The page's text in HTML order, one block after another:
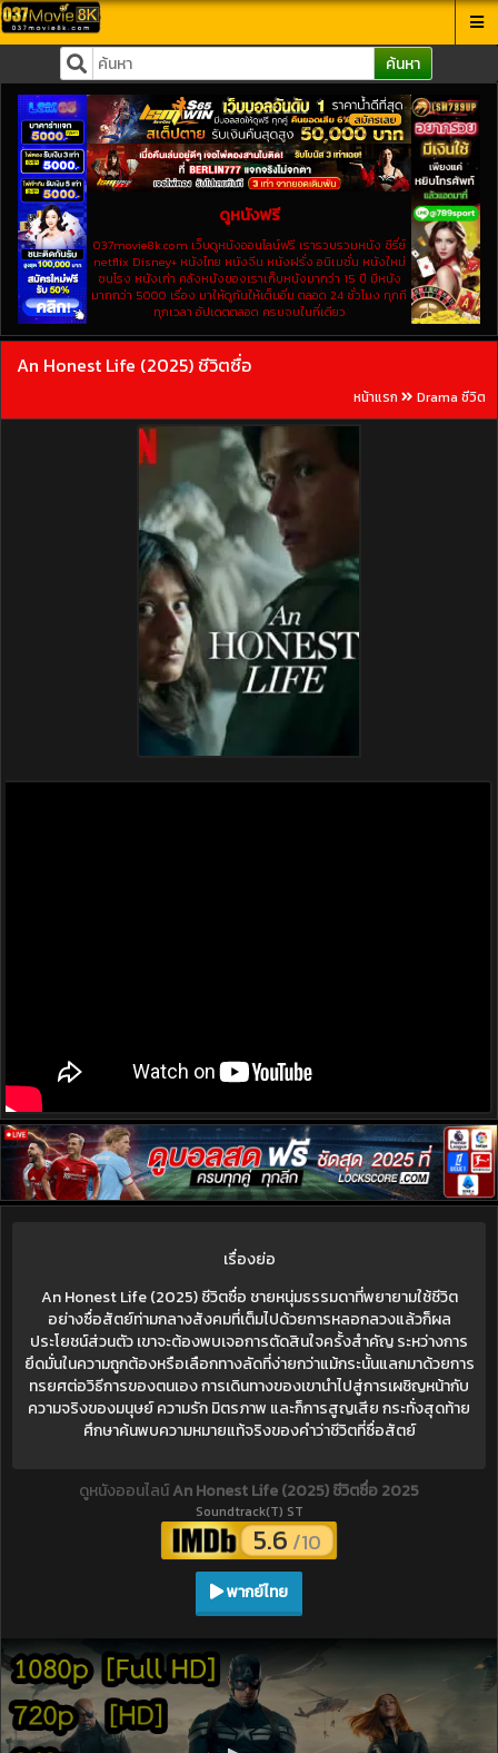
ค้นหา
ดูหนังฟรี
037movie8k.com เว็บดูหนังออนไลน์ฟรี เรารวบรวมหนัง ซีรี่ย์
netflix Disney+ หนังไทย หนังจีน หนังฝรั่ง อนิเมชั่น หนังใหม่
ชนโรง หนังเก่า คลังหนังของเราเก็บหนังมากว่า 15 ปี มีหนัง
มากกว่า 5000 เรื่อง มาให้ดูกันให้เต็มอิ่ม ตลอด 24 ชั่วโมง ทุกที
ทุกเวลา อัปเดตตลอด ครบจบในที่เดียว
An Honest Life (2025) ชีวิตซื่อ
หน้าแรก Drama ชีวิต
เรื่องย่อ
An Honest Life (2025) ชีวิตซื่อ ชายหนุ่มธรรมดาที่พยายามใช้ชีวิต
อย่างซื่อสัตย์ท่ามกลางสังคมที่เต็มไปด้วยการหลอกลวงแล้วก็ผล
ประโยชน์ส่วนตัว เขาจะต้องพบเจอการตัดสินใจครั้งสำคัญ ระหว่างการ
ยึดมั่นในความถูกต้องหรือเลือกทางลัดที่ง่ายกว่าแม้กระนั้นแลกมาด้วยการ
ทรยศต่อวิธีการของตนเอง การเดินทางของเขานำไปสู่การเผชิญหน้ากับ
ความจริงของมนุษย์ ความรัก มิตรภาพ และก็การสูญเสีย กระทั่งสุดท้าย
ศึกษาค้นพบความหมายแท้จริงของคำว่าชีวิตที่ซื่อสัตย์
ดูหนังออนไลน์An Honest Life (2025) ชีวิตซื่อ 2025
Soundtrack(T) ST
5.6 /10
พากย์ไทย